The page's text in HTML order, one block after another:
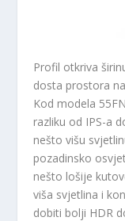
Profil otkriva
dosta prostora
Kod modela
razliku od IPS-a
nešto višu
pozadinsko
nešto lošije
viša svjetlina i
dobiti bolji HDR